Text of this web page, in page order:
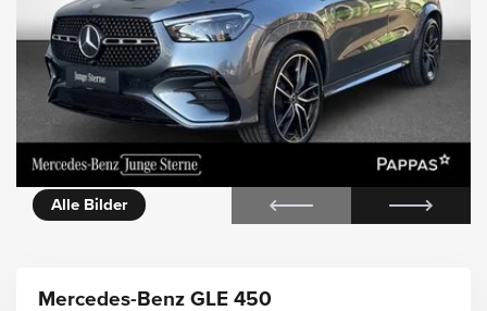
Alle Bilder
Mercedes-Benz GLE 450